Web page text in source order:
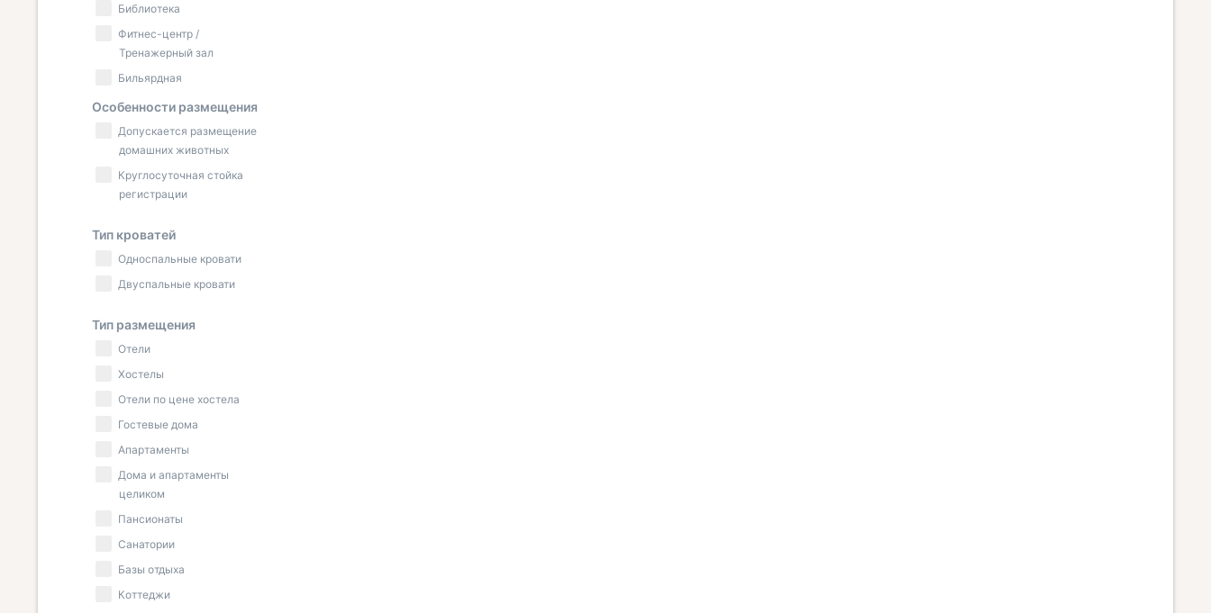
Библиотека
Фитнес-центр /
Тренажерный зал
Бильярдная
Особенности размещения
Допускается размещение
домашних животных
Круглосуточная стойка
регистрации
Тип кроватей
Односпальные кровати
Двуспальные кровати
Тип размещения
Отели
Хостелы
Отели по цене хостела
Гостевые дома
Апартаменты
Дома и апартаменты
целиком
Пансионаты
Санатории
Базы отдыха
Коттеджи